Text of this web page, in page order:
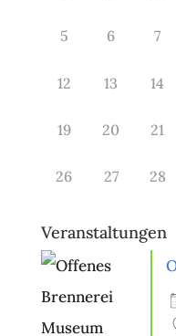
5 6 7
12 13 14
19 20 21
26 27 28
Veranstaltungen